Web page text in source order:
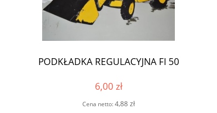
PODKŁADKA REGULACYJNA FI 50
6,00 zł
Cena netto:4,88 zł